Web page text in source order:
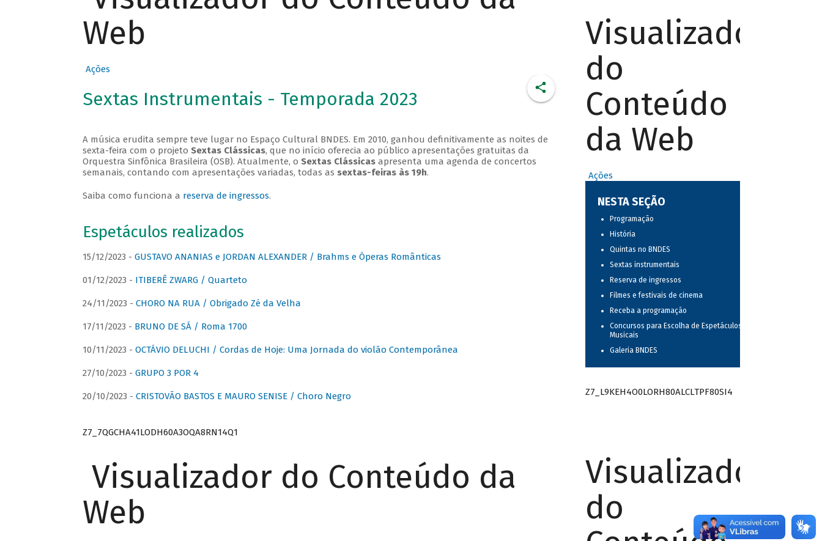
Web
Ações
Sextas Instrumentais - Temporada 2023
A música erudita sempre teve lugar no Espaço Cultural BNDES. Em 2010, ganhou definitivamente as noites de
sexta-feira com o projeto Sextas Clássicas, que no início oferecia ao público apresentações gratuitas da
Orquestra Sinfônica Brasileira (OSB). Atualmente, o Sextas Clássicasapresenta uma agenda de concertos
semanais, contando com apresentações variadas, todas as sextas-feiras às 19h.
Saiba como funciona a reserva de ingressos.
Espetáculos realizados
15/12/2023 - GUSTAVO ANANIAS e JORDAN ALEXANDER / Brahms e Óperas Românticas
01/12/2023 - ITIBERÊ ZWARG / Quarteto
24/11/2023 - CHORO NA RUA / Obrigado Zé da Velha
17/11/2023 - BRUNO DE SÁ / Roma 1700
10/11/2023 - OCTÁVIO DELUCHI / Cordas de Hoje: Uma Jornada do violão Contemporânea
27/10/2023 - GRUPO 3 POR 4
20/10/2023 - CRISTOVÃO BASTOS E MAURO SENISE / Choro Negro
Z7_7QGCHA41LODH60A3OQA8RN14Q1
Visualizador do Conteúdo da
Web
Visualizador
do
Conteúdo
da Web
Ações
NESTA SEÇÃO
Programação
História
Quintas no BNDES
Sextas instrumentais
Reserva de ingressos
Filmes e festivais de cinema
Receba a programação
Concursos para Escolha de Espetáculos
Musicais
Galeria BNDES
Z7_L9KEH4O0LORH80ALCLTPF80SI4
Visualizador
do